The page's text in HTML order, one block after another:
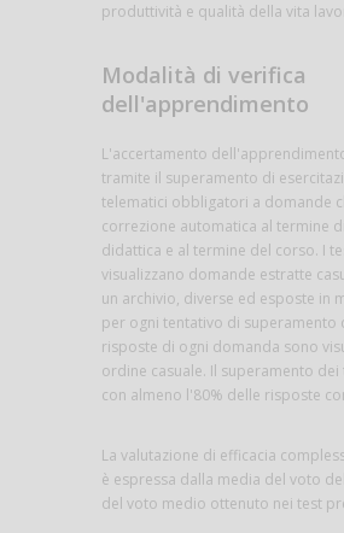
produttività e qualità della vita
Modalità di verifica
dell'apprendimento
L'accertamento
tramite il superamento di
telematici obbligatori a domande
correzione automatica al termine
didattica e al termine del corso. I
visualizzano domande estratte
un archivio, diverse ed esposte in
per ogni tentativo di superamento
risposte di ogni domanda sono
ordine casuale. Il superamento dei
con almeno l'80% delle risposte
La valutazione di efficacia
è espressa dalla media del voto
del voto medio ottenuto nei test